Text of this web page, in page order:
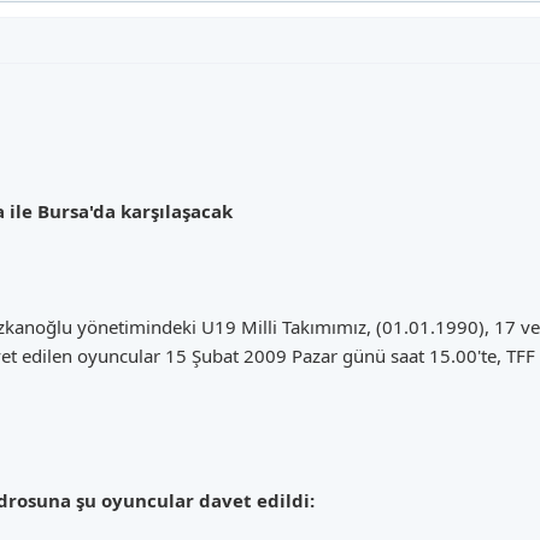
ile Bursa'da karşılaşacak
yönetimindeki U19 Milli Takımımız, (01.01.1990), 17
edilen oyuncular 15 Şubat 2009 Pazar günü saat 15.00'te,
şu oyuncular davet edildi: